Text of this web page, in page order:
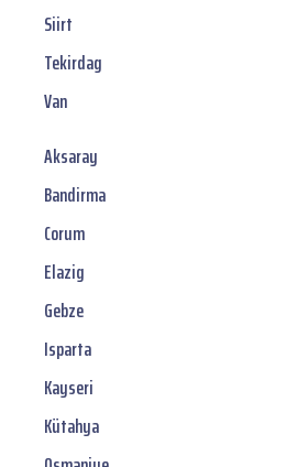
Siirt
Tekirdag
Van
Aksaray
Bandirma
Corum
Elazig
Gebze
Isparta
Kayseri
Kütahya